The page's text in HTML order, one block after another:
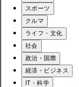
スポーツ
クルマ
ライフ・文化
社会
政治・国際
経済・ビジネス
IT・科学